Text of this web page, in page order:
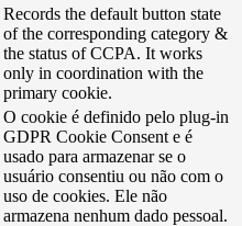
Records the default button state
of the corresponding category &
the status of CCPA. It works
only in coordination with the
primary cookie.
O cookie é definido pelo plug-in
GDPR Cookie Consent e é
usado para armazenar se o
usuário consentiu ou não com o
uso de cookies. Ele não
armazena nenhum dado pessoal.